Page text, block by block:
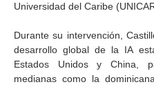
Universidad del Caribe
Durante su intervención,
desarrollo global de la IA
Estados Unidos y China,
medianas como la